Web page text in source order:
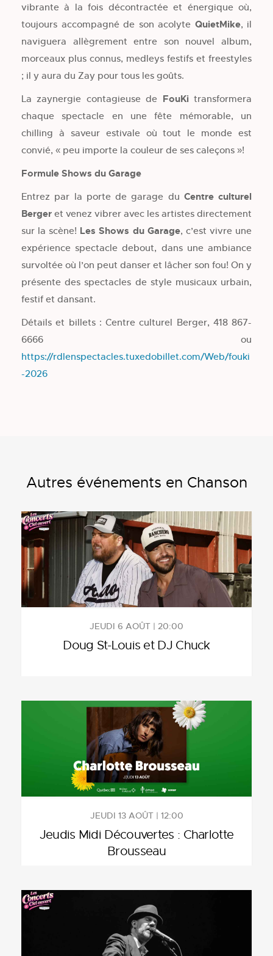
vibrante à la fois décontractée et énergique où,
toujours accompagné de son acolyte QuietMike, il
naviguera allègrement entre son nouvel album,
morceaux plus connus, medleys festifs et freestyles
; il y aura du Zay pour tous les goûts.
La zaynergie contagieuse de FouKitransformera
chaque spectacle en une fête mémorable, un
chilling à saveur estivale où tout le monde est
convié, « peu importe la couleur de ses caleçons »!
Formule Shows du Garage
Entrez par la porte de garage du Centre culturel
Berger et venez vibrer avec les artistes directement
sur la scène! Les Shows du Garage, c’est vivre une
expérience spectacle debout, dans une ambiance
survoltée où l’on peut danser et lâcher son fou! On y
présente des spectacles de style musicaux urbain,
festif et dansant.
Détails et billets : Centre culturel Berger, 418 867-
6666 ou
https://rdlenspectacles.tuxedobillet.com/Web/fouki
-2026
Autres événements en Chanson
JEUDI 6 AOÛT | 20:00
Doug St-Louis et DJ Chuck
JEUDI 13 AOÛT | 12:00
Jeudis Midi Découvertes : Charlotte
Brousseau